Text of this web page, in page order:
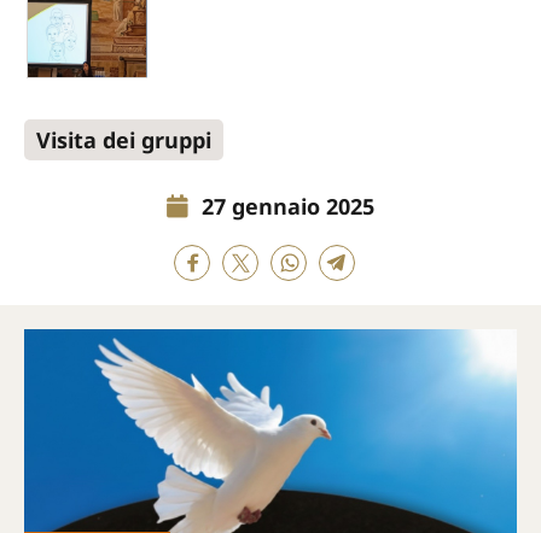
Visita dei gruppi
27 gennaio 2025